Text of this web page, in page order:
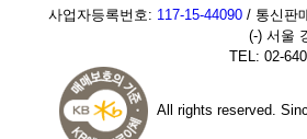
사업자등록번호: 117-15-44090/ 통신판
(-) 서울
TEL: 02-
All rights reserved.